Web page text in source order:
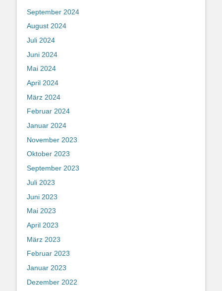
September 2024
August 2024
Juli 2024
Juni 2024
Mai 2024
April 2024
März 2024
Februar 2024
Januar 2024
November 2023
Oktober 2023
September 2023
Juli 2023
Juni 2023
Mai 2023
April 2023
März 2023
Februar 2023
Januar 2023
Dezember 2022